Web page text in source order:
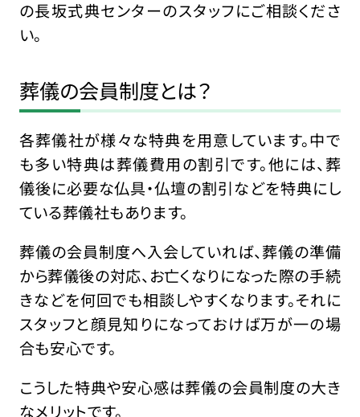
の長坂式典センターのスタッフにご相談くださ
い。
葬儀の会員制度とは？
各葬儀社が様々な特典を用意しています。中で
も多い特典は葬儀費用の割引です。他には、葬
儀後に必要な仏具・仏壇の割引などを特典にし
ている葬儀社もあります。
葬儀の会員制度へ入会していれば、葬儀の準備
から葬儀後の対応、お亡くなりになった際の手続
きなどを何回でも相談しやすくなります。それに
スタッフと顔見知りになっておけば万が一の場
合も安心です。
こうした特典や安心感は葬儀の会員制度の大き
なメリットです。